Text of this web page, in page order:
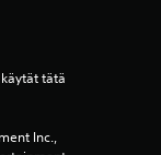
Inc.,